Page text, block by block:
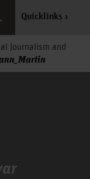
Quicklinks
Journalism and